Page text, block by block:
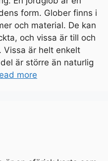
form. Glober finns i
och material. De kan
och vissa är till och
är helt enkelt
är större än naturlig
more